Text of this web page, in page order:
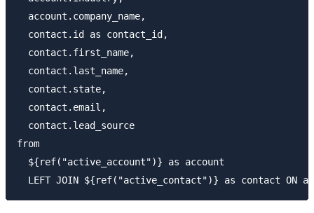
  account.company_name,
  contact.id as contact_id,
  contact.first_name,
  contact.last_name,
  contact.state,
  contact.email,
  contact.lead_source
from
  ${ref("active_account")} as account